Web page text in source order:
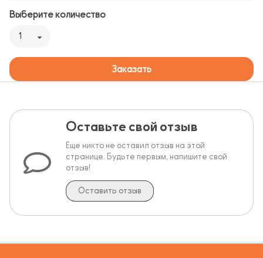
Выберите количество
1
Заказать
Оставьте свой отзыв
Еще никто не оставил отзыв на этой
странице. Будьте первым, напишите свой
отзыв!
Оставить отзыв